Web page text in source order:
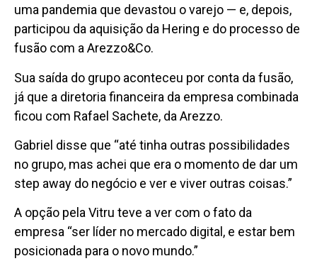
uma pandemia que devastou o varejo — e, depois,
participou da aquisição da Hering e do processo de
fusão com a Arezzo&Co.
Sua saída do grupo aconteceu por conta da fusão,
já que a diretoria financeira da empresa combinada
ficou com Rafael Sachete, da Arezzo.
Gabriel disse que “até tinha outras possibilidades
no grupo, mas achei que era o momento de dar um
step away do negócio e ver e viver outras coisas.”
A opção pela Vitru teve a ver com o fato da
empresa “ser líder no mercado digital, e estar bem
posicionada para o novo mundo.”